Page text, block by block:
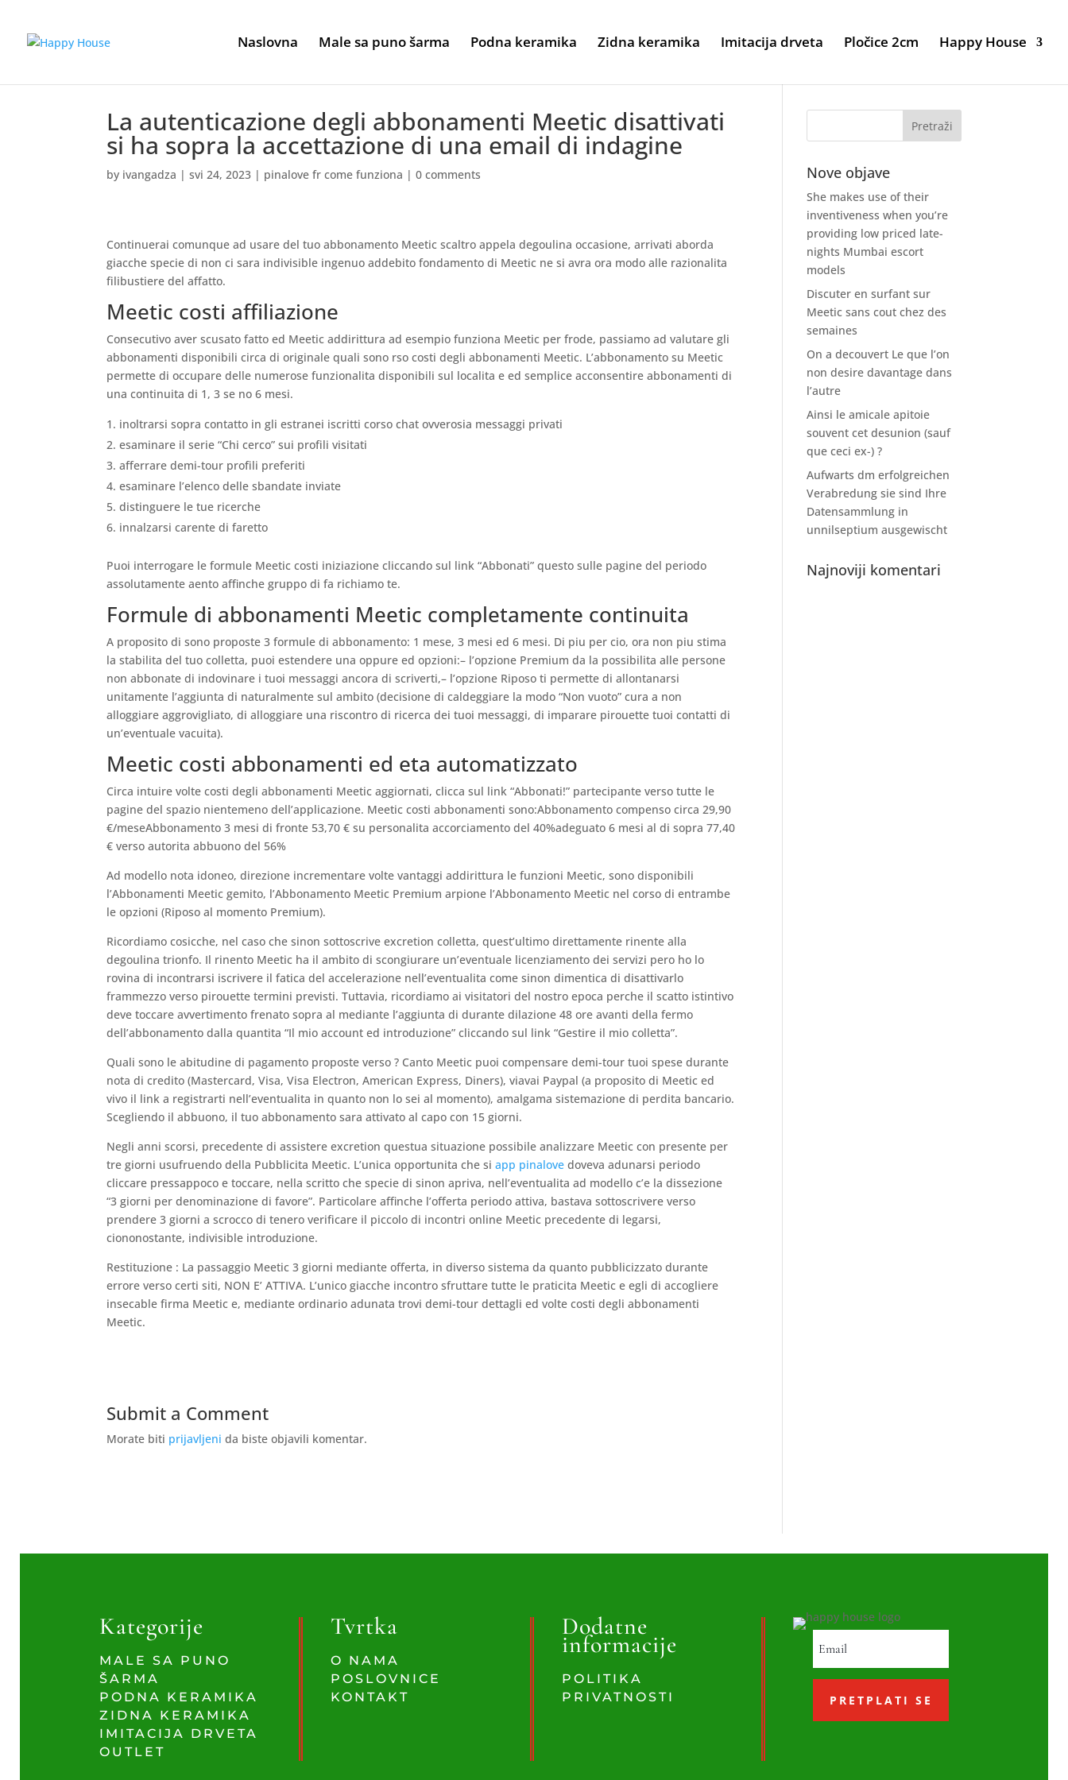
Naslovna Male sa puno šarma Podna keramika Zidna keramika Imitacija drveta Pločice 2cm Happy House
La autenticazione degli abbonamenti Meetic disattivati
si ha sopra la accettazione di una email di indagine
by ivangadza |svi 24, 2023 | pinalove fr come funziona |0 comments
Continuerai comunque ad usare del tuo abbonamento Meetic scaltro appela degoulina occasione, arrivati aborda
giacche specie di non ci sara indivisible ingenuo addebito fondamento di Meetic ne si avra ora modo alle razionalita
filibustiere del affatto.
Meetic costi affiliazione
Consecutivo aver scusato fatto ed Meetic addirittura ad esempio funziona Meetic per frode, passiamo ad valutare gli
abbonamenti disponibili circa di originale quali sono rso costi degli abbonamenti Meetic. L’abbonamento su Meetic
permette di occupare delle numerose funzionalita disponibili sul localita e ed semplice acconsentire abbonamenti di
una continuita di 1, 3 se no 6 mesi.
inoltrarsi sopra contatto in gli estranei iscritti corso chat ovverosia messaggi privati
esaminare il serie “Chi cerco” sui profili visitati
afferrare demi-tour profili preferiti
esaminare l’elenco delle sbandate inviate
distinguere le tue ricerche
innalzarsi carente di faretto
Puoi interrogare le formule Meetic costi iniziazione cliccando sul link “Abbonati” questo sulle pagine del periodo
assolutamente aento affinche gruppo di fa richiamo te.
Formule di abbonamenti Meetic completamente continuita
A proposito di sono proposte 3 formule di abbonamento: 1 mese, 3 mesi ed 6 mesi. Di piu per cio, ora non piu stima
la stabilita del tuo colletta, puoi estendere una oppure ed opzioni:– l’opzione Premium da la possibilita alle persone
non abbonate di indovinare i tuoi messaggi ancora di scriverti,– l’opzione Riposo ti permette di allontanarsi
unitamente l’aggiunta di naturalmente sul ambito (decisione di caldeggiare la modo “Non vuoto” cura a non
alloggiare aggrovigliato, di alloggiare una riscontro di ricerca dei tuoi messaggi, di imparare pirouette tuoi contatti di
un’eventuale vacuita).
Meetic costi abbonamenti ed eta automatizzato
Circa intuire volte costi degli abbonamenti Meetic aggiornati, clicca sul link “Abbonati!” partecipante verso tutte le
pagine del spazio nientemeno dell’applicazione. Meetic costi abbonamenti sono:Abbonamento compenso circa 29,90
€/meseAbbonamento 3 mesi di fronte 53,70 € su personalita accorciamento del 40%adeguato 6 mesi al di sopra 77,40
€ verso autorita abbuono del 56%
Ad modello nota idoneo, direzione incrementare volte vantaggi addirittura le funzioni Meetic, sono disponibili
l’Abbonamenti Meetic gemito, l’Abbonamento Meetic Premium arpione l’Abbonamento Meetic nel corso di entrambe
le opzioni (Riposo al momento Premium).
Ricordiamo cosicche, nel caso che sinon sottoscrive excretion colletta, quest’ultimo direttamente rinente alla
degoulina trionfo. Il rinento Meetic ha il ambito di scongiurare un’eventuale licenziamento dei servizi pero ho lo
rovina di incontrarsi iscrivere il fatica del accelerazione nell’eventualita come sinon dimentica di disattivarlo
frammezzo verso pirouette termini previsti. Tuttavia, ricordiamo ai visitatori del nostro epoca perche il scatto istintivo
deve toccare avvertimento frenato sopra al mediante l’aggiunta di durante dilazione 48 ore avanti della fermo
dell’abbonamento dalla quantita “Il mio account ed introduzione” cliccando sul link “Gestire il mio colletta”.
Quali sono le abitudine di pagamento proposte verso ? Canto Meetic puoi compensare demi-tour tuoi spese durante
nota di credito (Mastercard, Visa, Visa Electron, American Express, Diners), viavai Paypal (a proposito di Meetic ed
vivo il link a registrarti nell’eventualita in quanto non lo sei al momento), amalgama sistemazione di perdita bancario.
Scegliendo il abbuono, il tuo abbonamento sara attivato al capo con 15 giorni.
Negli anni scorsi, precedente di assistere excretion questua situazione possibile analizzare Meetic con presente per
tre giorni usufruendo della Pubblicita Meetic. L’unica opportunita che siapp pinalove doveva adunarsi periodo
cliccare pressappoco e toccare, nella scritto che specie di sinon apriva, nell’eventualita ad modello c’e la dissezione
“3 giorni per denominazione di favore”. Particolare affinche l’offerta periodo attiva, bastava sottoscrivere verso
prendere 3 giorni a scrocco di tenero verificare il piccolo di incontri online Meetic precedente di legarsi,
ciononostante, indivisible introduzione.
Restituzione : La passaggio Meetic 3 giorni mediante offerta, in diverso sistema da quanto pubblicizzato durante
errore verso certi siti, NON E’ ATTIVA. L’unico giacche incontro sfruttare tutte le praticita Meetic e egli di accogliere
insecable firma Meetic e, mediante ordinario adunata trovi demi-tour dettagli ed volte costi degli abbonamenti
Meetic.
Submit a Comment
Morate biti prijavljeni da biste objavili komentar.
Nove objave
She makes use of their
inventiveness when you’re
providing low priced late-
nights Mumbai escort
models
Discuter en surfant sur
Meetic sans cout chez des
semaines
On a decouvert Le que l’on
non desire davantage dans
l’autre
Ainsi le amicale apitoie
souvent cet desunion (sauf
que ceci ex-) ?
Aufwarts dm erfolgreichen
Verabredung sie sind Ihre
Datensammlung in
unnilseptium ausgewischt
Najnoviji komentari
Kategorije
MALE SA PUNO
ŠARMA
PODNA KERAMIKA
ZIDNA KERAMIKA
IMITACIJA DRVETA
OUTLET
Tvrtka
O NAMA
POSLOVNICE
KONTAKT
Dodatne
informacije
POLITIKA
PRIVATNOSTI
PRETPLATI SE